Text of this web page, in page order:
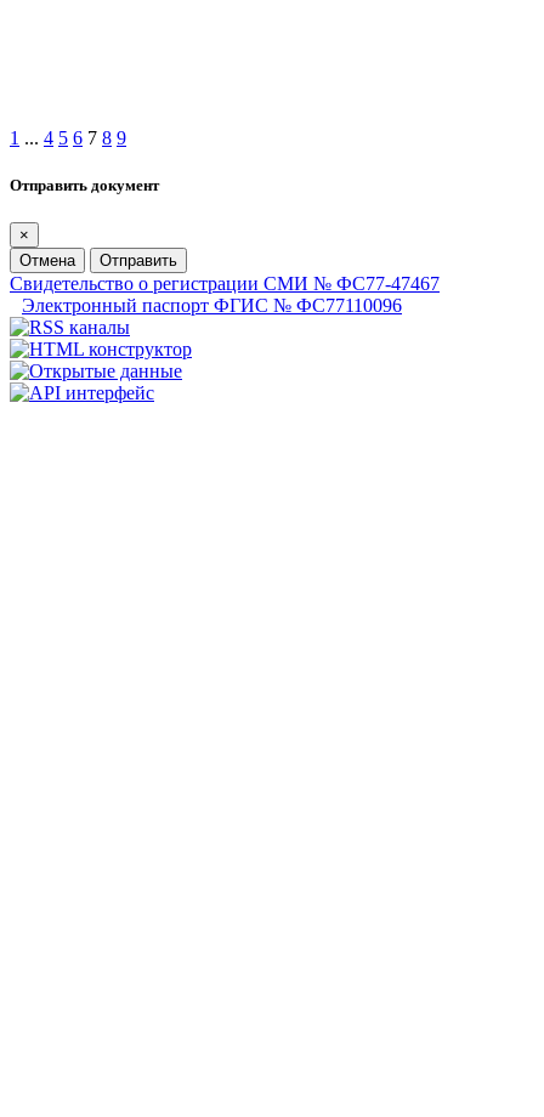
1 ... 4 5 6 7 8 9
Отправить документ
×
Отмена
Отправить
Свидетельство о регистрации СМИ № ФС77-47467
Электронный паспорт ФГИС № ФС77110096